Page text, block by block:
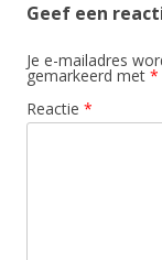
Geef een
Je e-mailadres
gemarkeerd met *
Reactie *